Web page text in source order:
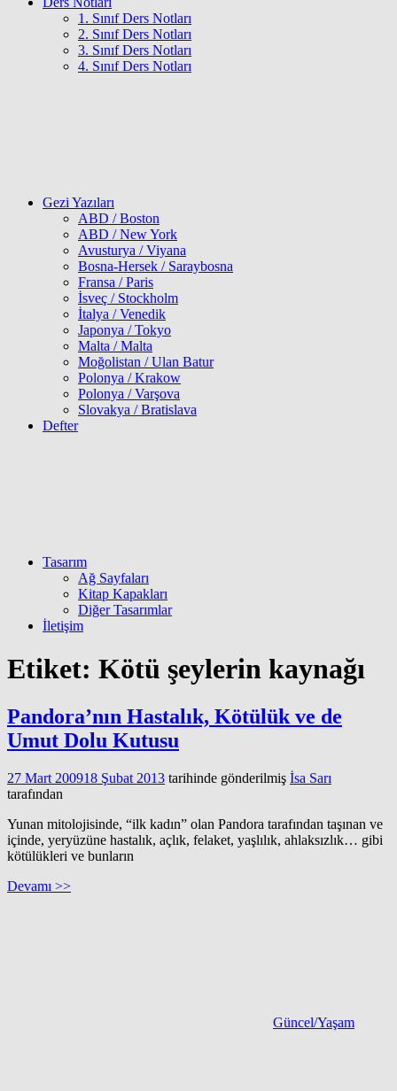
1. Sınıf Ders Notları
2. Sınıf Ders Notları
3. Sınıf Ders Notları
4. Sınıf Ders Notları
Gezi Yazıları
ABD / Boston
ABD / New York
Avusturya / Viyana
Bosna-Hersek / Saraybosna
Fransa / Paris
İsveç / Stockholm
İtalya / Venedik
Japonya / Tokyo
Malta / Malta
Moğolistan / Ulan Batur
Polonya / Krakow
Polonya / Varşova
Slovakya / Bratislava
Defter
Tasarım
Ağ Sayfaları
Kitap Kapakları
Diğer Tasarımlar
İletişim
Etiket: Kötü şeylerin kaynağı
Pandora’nın Hastalık, Kötülük ve de
Umut Dolu Kutusu
27 Mart 200918 Şubat 2013 tarihinde gönderilmiş İsa Sarı
tarafından
Yunan mitolojisinde, “ilk kadın” olan Pandora tarafından taşınan ve
içinde, yeryüzüne hastalık, açlık, felaket, yaşlılık, ahlaksızlık… gibi
kötülükleri ve bunların
Devamı >>
Güncel/Yaşam